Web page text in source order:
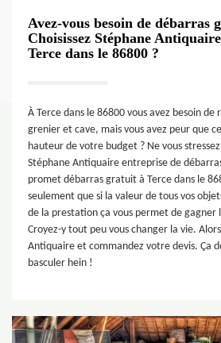
Avez-vous besoin de débarras
Choisissez Stéphane
Terce dans le 86800 ?
À Terce dans le 86800 vous avez besoin de
grenier et cave, mais vous avez peur que
hauteur de votre budget ? Ne vous stressez
Stéphane Antiquaire entreprise de
promet débarras gratuit à Terce dans le
seulement que si la valeur de tous vos
de la prestation ça vous permet de
Croyez-y tout peu vous changer la vie.
Antiquaire et commandez votre devis. Ça
basculer hein !